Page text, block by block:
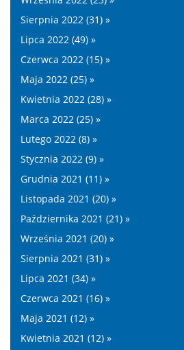
Sierpnia 2022 (31) »
Lipca 2022 (49) »
Czerwca 2022 (15) »
Maja 2022 (25) »
Kwietnia 2022 (28) »
Marca 2022 (25) »
Lutego 2022 (8) »
Stycznia 2022 (9) »
Grudnia 2021 (11) »
Listopada 2021 (20) »
Października 2021 (21) »
Września 2021 (20) »
Sierpnia 2021 (31) »
Lipca 2021 (34) »
Czerwca 2021 (16) »
Maja 2021 (12) »
Kwietnia 2021 (12) »